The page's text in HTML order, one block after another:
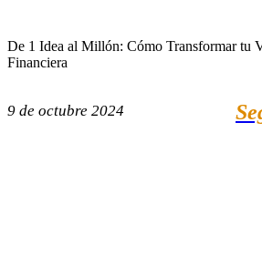
De 1 Idea al Millón: Cómo Transformar tu
Financiera
9 de octubre 2024